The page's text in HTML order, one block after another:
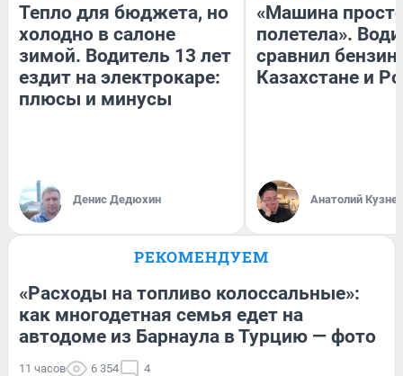
Тепло для бюджета, но
холодно в салоне
зимой. Водитель 13 лет
ездит на электрокаре:
плюсы и минусы
Денис Дедюхин
«Машина
полетела».
сравнил бензин
Казахстане и
Анатолий
РЕКОМЕНДУЕМ
«Расходы на топливо колоссальные»:
как многодетная семья едет на
автодоме из Барнаула в Турцию — фото
11 часов 6 354 4